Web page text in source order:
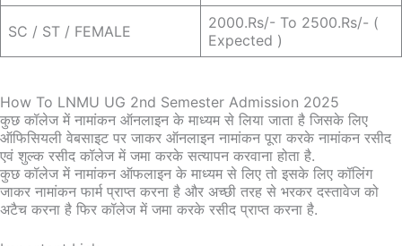
SC / ST / FEMALE
2000.Rs/- To 2500.Rs/- (
Expected )
How To LNMU UG 2nd Semester Admission 2025
कुछ कॉलेज में नामांकन ऑनलाइन के माध्यम से लिया जाता है जिसके लिए
ऑफिसियली वेबसाइट पर जाकर ऑनलाइन नामांकन पूरा करके नामांकन रसीद
एवं शुल्क रसीद कॉलेज में जमा करके सत्यापन करवाना होता है.
कुछ कॉलेज में नामांकन ऑफलाइन के माध्यम से लिए तो इसके लिए कॉलिंग
जाकर नामांकन फार्म प्राप्त करना है और अच्छी तरह से भरकर दस्तावेज को
अटैच करना है फिर कॉलेज में जमा करके रसीद प्राप्त करना है.